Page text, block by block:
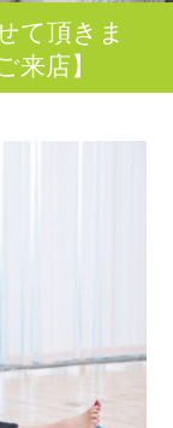
て頂きま
来店】